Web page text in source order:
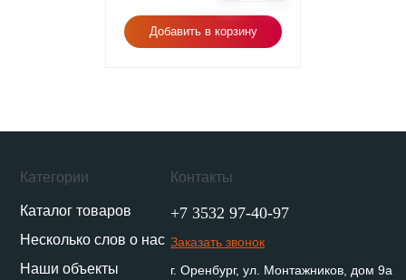
Добавить в корзину
Категории
Каталог товаров
Несколько слов о нас
Наши объекты
Контакты
+7 3532 97-40-97
Заказать звонок
г. Оренбург, ул. Монтажников, дом 9а